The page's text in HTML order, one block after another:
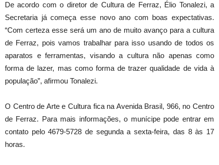
De acordo com o diretor de Cultura de Ferraz, Élio Tonalezi, a
Secretaria já começa esse novo ano com boas expectativas.
“Com certeza esse será um ano de muito avanço para a cultura
de Ferraz, pois vamos trabalhar para isso usando de todos os
aparatos e ferramentas, visando a cultura não apenas como
forma de lazer, mas como forma de trazer qualidade de vida à
população”, afirmou Tonalezi.
O Centro de Arte e Cultura fica na Avenida Brasil, 966, no Centro
de Ferraz. Para mais informações, o munícipe pode entrar em
contato pelo 4679-5728 de segunda a sexta-feira, das 8 às 17
horas.